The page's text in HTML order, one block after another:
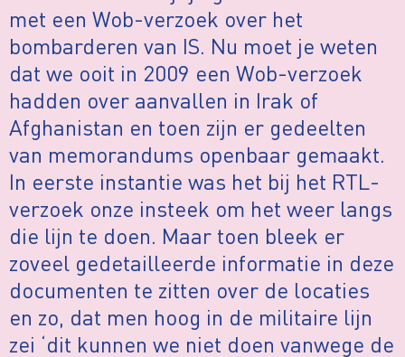
met een Wob-verzoek over het
bombarderen van IS. Nu moet je weten
dat we ooit in 2009 een Wob-verzoek
hadden over aanvallen in Irak of
Afghanistan en toen zijn er gedeelten
van memorandums openbaar gemaakt.
In eerste instantie was het bij het RTL-
verzoek onze insteek om het weer langs
die lijn te doen. Maar toen bleek er
zoveel gedetailleerde informatie in deze
documenten te zitten over de locaties
en zo, dat men hoog in de militaire lijn
zei ‘dit kunnen we niet doen vanwege de